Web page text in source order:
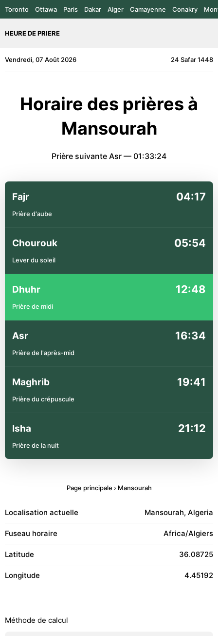
Toronto Ottawa Paris Dakar Alger Camayenne Conakry
HEURE DE PRIERE
Vendredi, 07 Août 2026 24 Safar 1448
Horaire des prières à
Mansourah
Prière suivante Asr — 01:33:24
Fajr 04:17
Prière d'aube
Chourouk 05:54
Lever du soleil
Dhuhr 12:48
Prière de midi
Asr 16:34
Prière de l'après-mid
Maghrib 19:41
Prière du crépuscule
Isha 21:12
Prière de la nuit
Page principale › Mansourah
Localisation actuelle Mansourah, Algeria
Fuseau horaire Africa/Algiers
Latitude 36.08725
Longitude 4.45192
Méthode de calcul